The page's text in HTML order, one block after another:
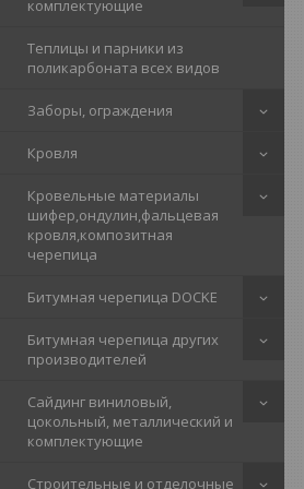
комплектующие
Теплицы и парники из
поликарбоната всех видов
Заборы, ограждения
Кровля
Кровельные материалы
шифер,ондулин,фальцевая
кровля,композитная
черепица
Битумная черепица DOCKE
Битумная черепица других
производителей
Сайдинг виниловый,
цокольный, металлический и
комплектующие
Строительные и отделочные